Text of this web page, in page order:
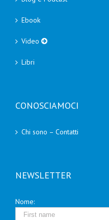
Ebook
Video
Libri
CONOSCIAMOCI
Chi sono – Contatti
NEWSLETTER
Nome: